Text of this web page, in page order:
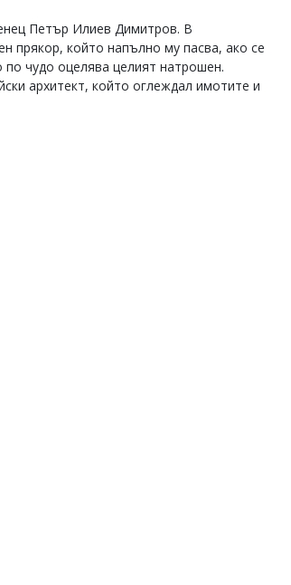
Петър Илиев Димитров. В
прякор, който напълно му пасва, ако се
чудо оцелява целият натрошен.
архитект, който оглеждал имотите и